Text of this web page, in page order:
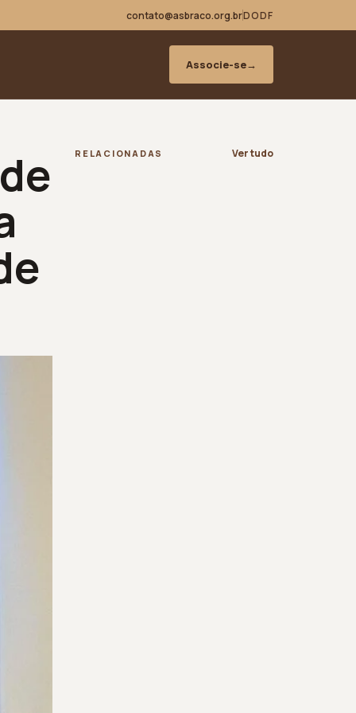
contato@asbraco.org.brDODF
Associe-se→
RELACIONADAS Ver tudo